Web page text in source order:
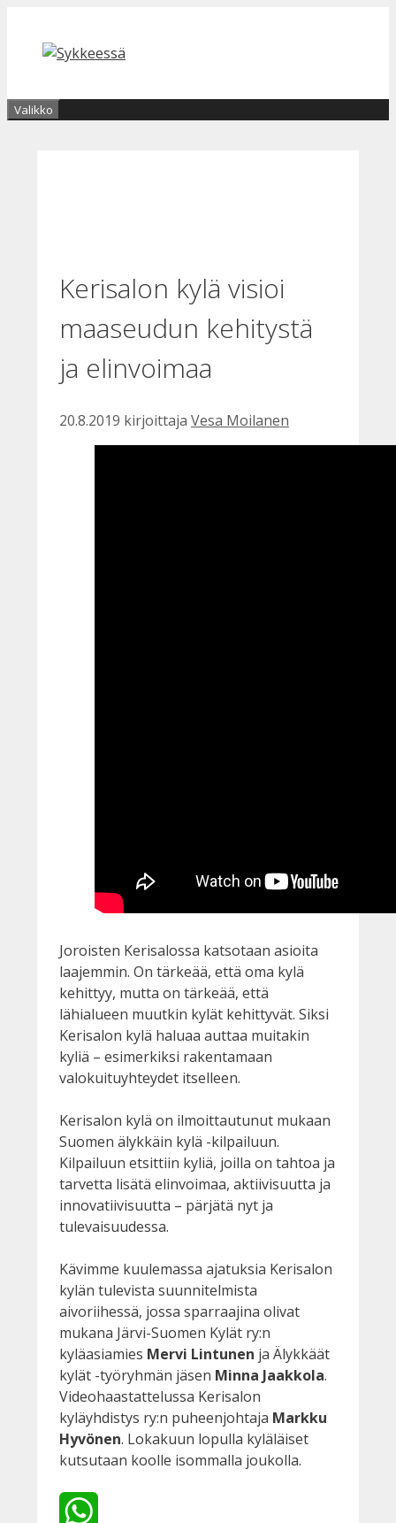
sisältöön
Valikko
Kerisalon kylä visioi
maaseudun kehitystä
ja elinvoimaa
20.8.2019 kirjoittaja Vesa Moilanen
Joroisten Kerisalossa katsotaan asioita
laajemmin. On tärkeää, että oma kylä
kehittyy, mutta on tärkeää, että
lähialueen muutkin kylät kehittyvät. Siksi
Kerisalon kylä haluaa auttaa muitakin
kyliä – esimerkiksi rakentamaan
valokuituyhteydet itselleen.
Kerisalon kylä on ilmoittautunut mukaan
Suomen älykkäin kylä -kilpailuun.
Kilpailuun etsittiin kyliä, joilla on tahtoa ja
tarvetta lisätä elinvoimaa, aktiivisuutta ja
innovatiivisuutta – pärjätä nyt ja
tulevaisuudessa.
Kävimme kuulemassa ajatuksia Kerisalon
kylän tulevista suunnitelmista
aivoriihessä, jossa sparraajina olivat
mukana Järvi-Suomen Kylät ry:n
kyläasiamies Mervi Lintunen ja Älykkäät
kylät -työryhmän jäsen Minna Jaakkola.
Videohaastattelussa Kerisalon
kyläyhdistys ry:n puheenjohtaja Markku
Hyvönen. Lokakuun lopulla kyläläiset
kutsutaan koolle isommalla joukolla.